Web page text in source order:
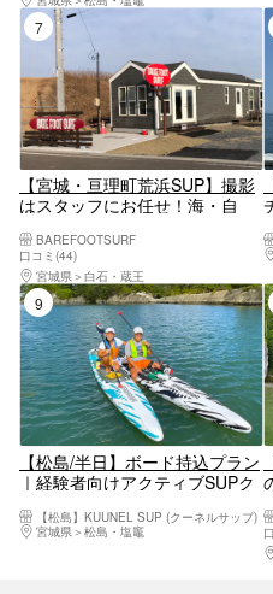
7位
【宮城・亘理町荒浜SUP】撮影
はスタッフにお任せ！海・自
験！BAREFOOTSURF
口コミ(44)
宮城県
白石・蔵王
9位
【松島/半日】ボード持込プラン
｜経験者向けアクティブSUPク
【松島】KUUNEL SUP (クーネルサップ)
宮城県
松島・塩竈